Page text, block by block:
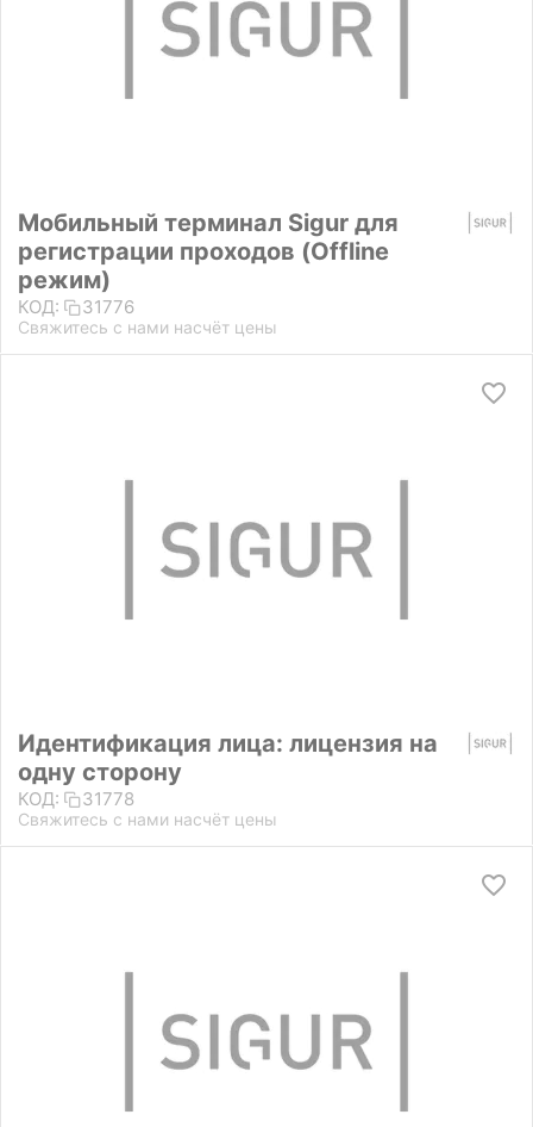
Мобильный терминал Sigur для
регистрации проходов (Offline
режим)
КОД: 31776
Свяжитесь с нами насчёт цены
Идентификация лица: лицензия на
одну сторону
КОД: 31778
Свяжитесь с нами насчёт цены